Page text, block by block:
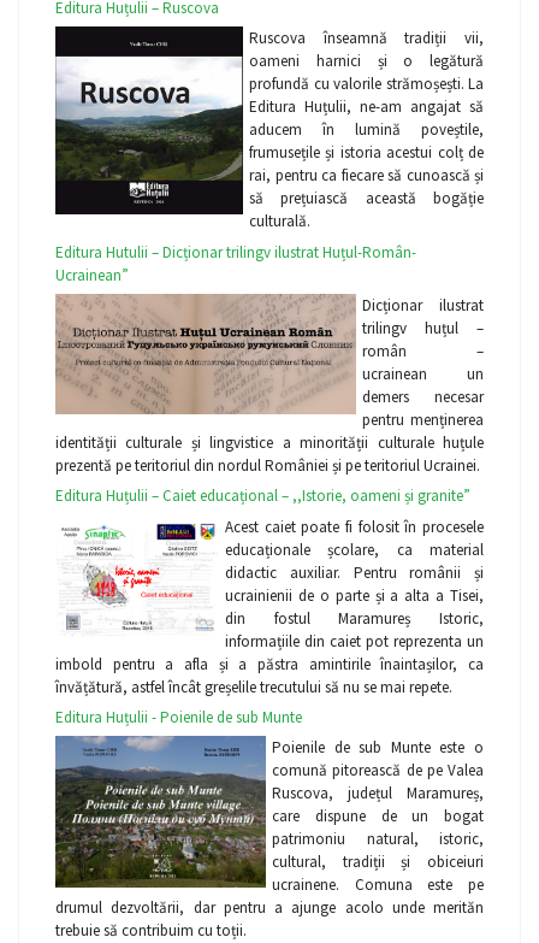
Editura Huțulii – Ruscova
Ruscova înseamnă tradiții vii,
oameni harnici și o legătură
profundă cu valorile strămoșești. La
Editura Huțulii, ne-am angajat să
aducem în lumină poveștile,
frumusețile și istoria acestui colț de
rai, pentru ca fiecare să cunoască și
să prețuiască această bogăție
culturală.
Editura Hutulii – Dicționar trilingv ilustrat Huțul-Român-
Ucrainean”
Dicționar ilustrat
trilingv huțul –
român –
ucrainean un
demers necesar
pentru menținerea
identității culturale și lingvistice a minorității culturale huțule
prezentă pe teritoriul din nordul României și pe teritoriul Ucrainei.
Editura Huțulii – Caiet educațional – ,,Istorie, oameni și granite”
Acest caiet poate fi folosit în procesele
educaționale școlare, ca material
didactic auxiliar. Pentru românii și
ucrainienii de o parte și a alta a Tisei,
din fostul Maramureș Istoric,
informațiile din caiet pot reprezenta un
imbold pentru a afla și a păstra amintirile înaintașilor, ca
învățătură, astfel încât greșelile trecutului să nu se mai repete.
Editura Huțulii - Poienile de sub Munte
Poienile de sub Munte este o
comună pitorească de pe Valea
Ruscova, județul Maramureș,
care dispune de un bogat
patrimoniu natural, istoric,
cultural, tradiții și obiceiuri
ucrainene. Comuna este pe
drumul dezvoltării, dar pentru a ajunge acolo unde merităn
trebuie să contribuim cu toții.